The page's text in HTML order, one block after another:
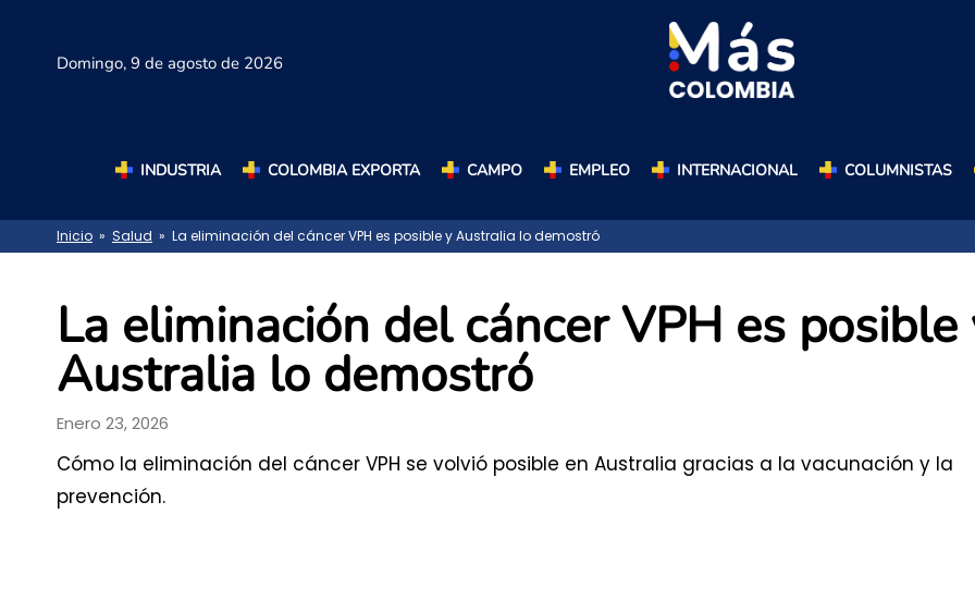
Domingo, 9 de agosto de 2026
INDUSTRIA COLOMBIA EXPORTA CAMPO EMPLEO INTERNACIONAL COLUMNISTAS
Inicio » Salud » La eliminación del cáncer VPH es posible y Australia lo demostró
La eliminación del cáncer VPH es posible
Australia lo demostró
Enero 23, 2026
Cómo la eliminación del cáncer VPH se volvió posible en Australia gracias a la vacunación y la
prevención.